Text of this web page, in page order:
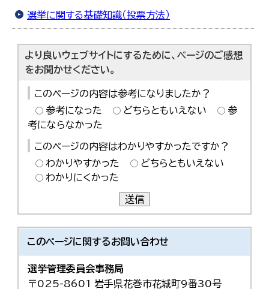
選挙に関する基礎知識（投票方法）
より良いウェブサイトにするために、ページのご感想
をお聞かせください。
このページの内容は参考になりましたか？
参考になった
どちらともいえない
参
考にならなかった
このページの内容はわかりやすかったですか？
わかりやすかった
どちらともいえない
わかりにくかった
送信
このページに関するお問い合わせ
選挙管理委員会事務局
〒025-8601 岩手県花巻市花城町9番30号